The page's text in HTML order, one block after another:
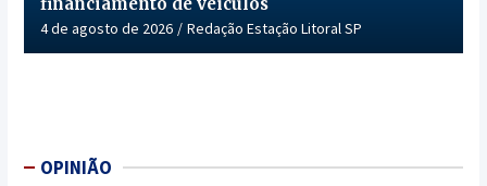
4 de agosto de 2026 Redação Estação Litoral SP
OPINIÃO